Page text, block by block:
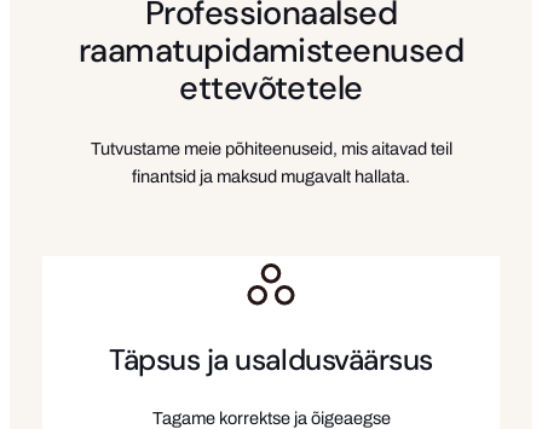
Professionaalsed
raamatupidamisteenused
ettevõtetele
Tutvustame meie põhiteenuseid, mis aitavad teil
finantsid ja maksud mugavalt hallata.
Täpsus ja usaldusväärsus
Tagame korrektse ja õigeaegse